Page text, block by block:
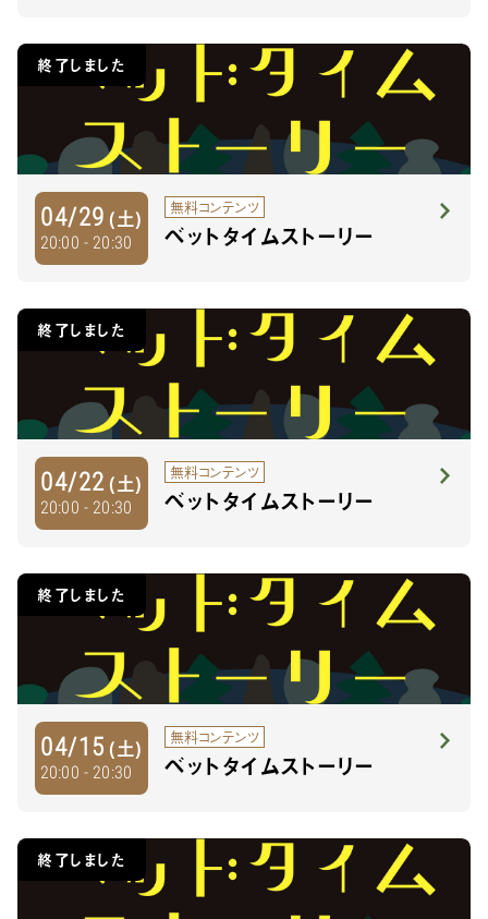
終了しました
04/29 (土)
20:00 - 20:30
無料コンテンツ
ベットタイムストーリー
終了しました
04/22 (土)
20:00 - 20:30
無料コンテンツ
ベットタイムストーリー
終了しました
04/15 (土)
20:00 - 20:30
無料コンテンツ
ベットタイムストーリー
終了しました